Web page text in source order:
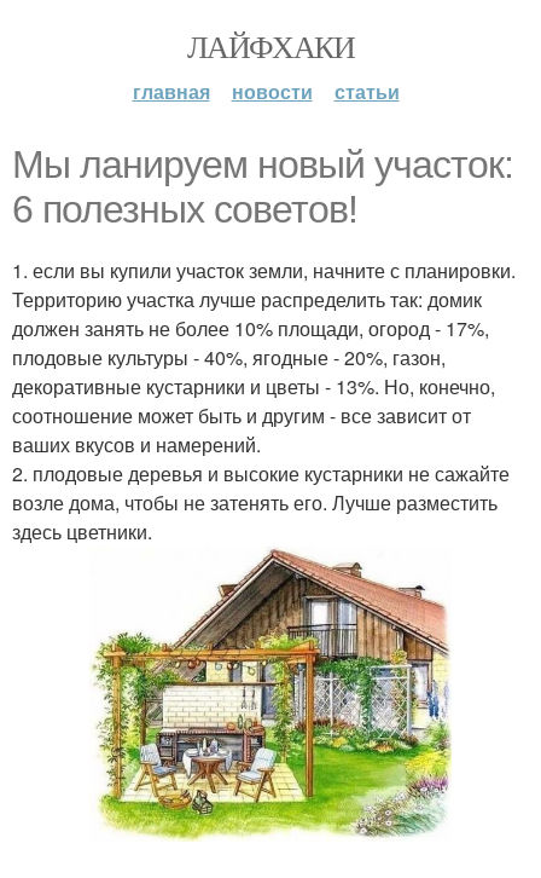
ЛАЙФХАКИ
главная новости статьи
Мы ланируем новый участок:
6 полезных советов!
1. если вы купили участок земли, начните с планировки.
Территорию участка лучше распределить так: домик
должен занять не более 10% площади, огород - 17%,
плодовые культуры - 40%, ягодные - 20%, газон,
декоративные кустарники и цветы - 13%. Но, конечно,
соотношение может быть и другим - все зависит от
ваших вкусов и намерений.
2. плодовые деревья и высокие кустарники не сажайте
возле дома, чтобы не затенять его. Лучше разместить
здесь цветники.